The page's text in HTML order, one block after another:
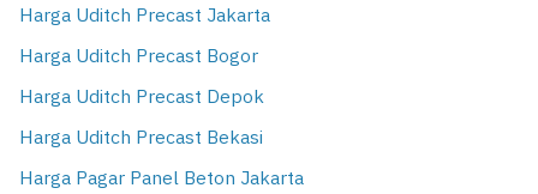
Harga Uditch Precast Jakarta
Harga Uditch Precast Bogor
Harga Uditch Precast Depok
Harga Uditch Precast Bekasi
Harga Pagar Panel Beton Jakarta